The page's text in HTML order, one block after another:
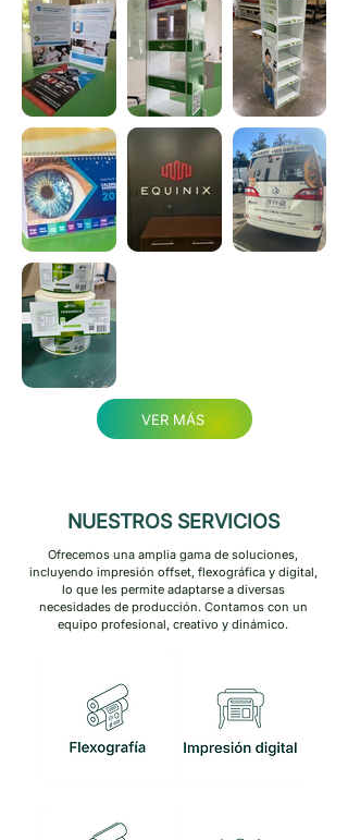
VER MÁS
NUESTROS SERVICIOS
Ofrecemos una amplia gama de soluciones,
incluyendo impresión offset, flexográfica y digital,
lo que les permite adaptarse a diversas
necesidades de producción. Contamos con un
equipo profesional, creativo y dinámico.